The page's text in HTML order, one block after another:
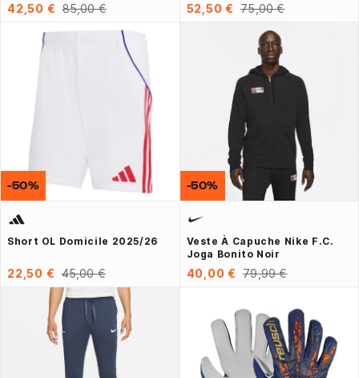
42,50 € 85,00 € 52,50 € 75,00 €
Short OL Domicile 2025/26
22,50 € 45,00 €
-50%
Veste À Capuche Nike F.C.
Joga Bonito Noir
40,00 € 79,99 €
-50%